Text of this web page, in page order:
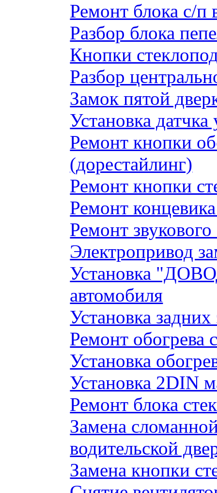
Ремонт блока с/п
Разбор блока
Кнопки
Разбор
Замок пятой
Установка
Ремонт кнопки
(дорестайлинг)
Ремонт кнопки
Ремонт
Ремонт
Электропривод
Установка
автомобиля
Установка
Ремонт обогрева
Установка
Установка 2DIN
Ремонт блока
Замена
водительской
Замена кнопки